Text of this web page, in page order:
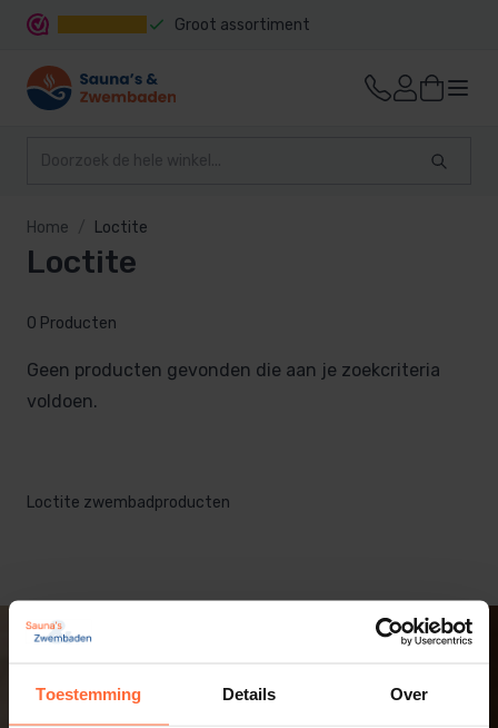
Toestemming Details Over
Groot assortiment
Home Loctite
Loctite
0 Producten
Geen producten gevonden die aan je zoekcriteria
voldoen.
Loctite zwembadproducten